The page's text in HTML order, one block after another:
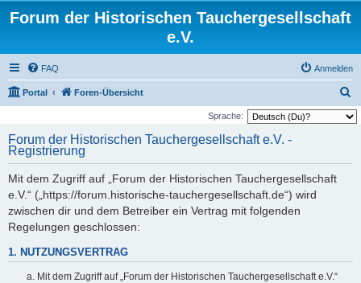
Forum der Historischen Tauchergesellschaft
e.V.
FAQ Anmelden
Portal Foren-Übersicht
u
Sprache:
Forum der Historischen Tauchergesellschaft e.V. -
Registrierung
Mit dem Zugriff auf „Forum der Historischen Tauchergesellschaft
e.V.“ („https://forum.historische-tauchergesellschaft.de“) wird
zwischen dir und dem Betreiber ein Vertrag mit folgenden
Regelungen geschlossen:
1. NUTZUNGSVERTRAG
Mit dem Zugriff auf „Forum der Historischen Tauchergesellschaft e.V.“